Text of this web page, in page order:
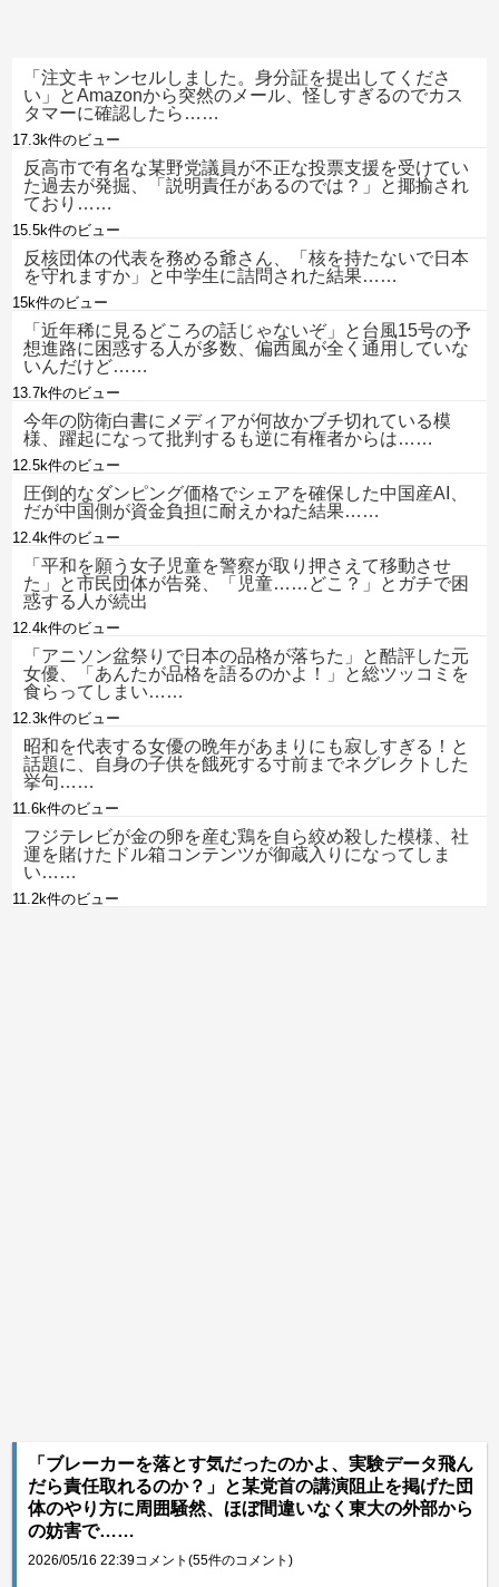
「注文キャンセルしました。身分証を提出してくださ
い」とAmazonから突然のメール、怪しすぎるのでカス
タマーに確認したら……
17.3k件のビュー
反高市で有名な某野党議員が不正な投票支援を受けてい
た過去が発掘、「説明責任があるのでは？」と揶揄され
ており……
15.5k件のビュー
反核団体の代表を務める爺さん、「核を持たないで日本
を守れますか」と中学生に詰問された結果……
15k件のビュー
「近年稀に見るどころの話じゃないぞ」と台風15号の予
想進路に困惑する人が多数、偏西風が全く通用していな
いんだけど……
13.7k件のビュー
今年の防衛白書にメディアが何故かブチ切れている模
様、躍起になって批判するも逆に有権者からは……
12.5k件のビュー
圧倒的なダンピング価格でシェアを確保した中国産AI、
だが中国側が資金負担に耐えかねた結果……
12.4k件のビュー
「平和を願う女子児童を警察が取り押さえて移動させ
た」と市民団体が告発、「児童……どこ？」とガチで困
惑する人が続出
12.4k件のビュー
「アニソン盆祭りで日本の品格が落ちた」と酷評した元
女優、「あんたが品格を語るのかよ！」と総ツッコミを
食らってしまい……
12.3k件のビュー
昭和を代表する女優の晩年があまりにも寂しすぎる！と
話題に、自身の子供を餓死する寸前までネグレクトした
挙句……
11.6k件のビュー
フジテレビが金の卵を産む鶏を自ら絞め殺した模様、社
運を賭けたドル箱コンテンツが御蔵入りになってしま
い……
11.2k件のビュー
「ブレーカーを落とす気だったのかよ、実験データ飛ん
だら責任取れるのか？」と某党首の講演阻止を掲げた団
体のやり方に周囲騒然、ほぼ間違いなく東大の外部から
の妨害で……
2026/05/16 22:39コメント(55件のコメント)